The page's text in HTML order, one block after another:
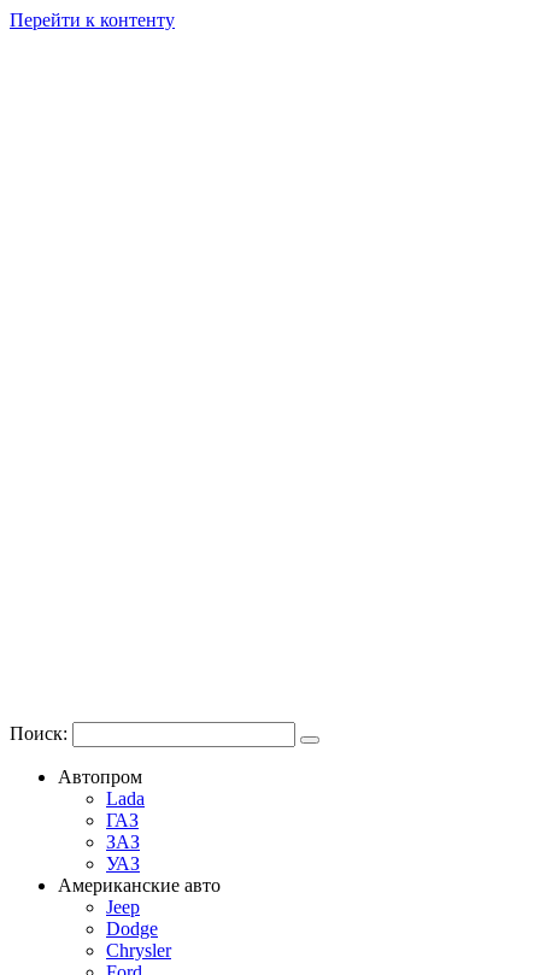
Перейти к контенту
Поиск:
Автопром
Lada
ГАЗ
ЗАЗ
УАЗ
Американские авто
Jeep
Dodge
Chrysler